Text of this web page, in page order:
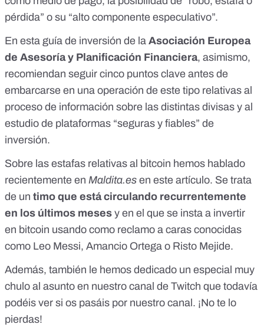
pérdida” o su “alto componente especulativo”.
En esta guía de inversión de la Asociación Europea
de Asesoría y Planificación Financiera, asimismo,
recomiendan seguir cinco puntos clave antes de
embarcarse en una operación de este tipo relativas al
proceso de información sobre las distintas divisas y al
estudio de plataformas “seguras y fiables” de
inversión.
Sobre las estafas relativas al bitcoin hemos hablado
recientemente en Maldita.es en este artículo. Se trata
de un timo que está circulando recurrentemente
en los últimos meses y en el que se insta a invertir
en bitcoin usando como reclamo a caras conocidas
como Leo Messi, Amancio Ortega o Risto Mejide.
Además, también le hemos dedicado un especial muy
chulo al asunto en nuestro canal de Twitch que todavía
podéis ver si os pasáis por nuestro canal. ¡No te lo
pierdas!